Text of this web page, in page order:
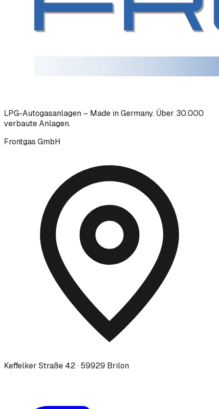
LPG-Autogasanlagen – Made in Germany. Über 30.000
verbaute Anlagen.
Frontgas GmbH
Keffelker Straße 42 · 59929 Brilon